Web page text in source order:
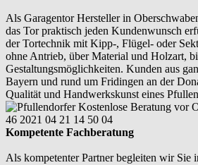
Als Garagentor Hersteller in
das Tor praktisch jeden Kundenwunsch
der Tortechnik mit Kipp-, Flügel- oder
ohne Antrieb, über Material und Holzart,
Gestaltungsmöglichkeiten. Kunden aus
Bayern und rund um Fridingen an der
Qualität und Handwerkskunst eines
Kompetente Fachberatung
Als kompetenter Partner begleiten wir Sie